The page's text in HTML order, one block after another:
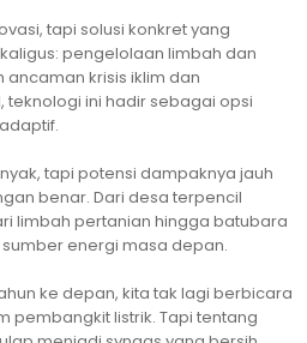
tapi solusi konkret yang
pengelolaan limbah dan
ancaman krisis iklim dan
ini hadir sebagai opsi
tapi potensi dampaknya jauh
benar. Dari desa terpencil
limbah pertanian hingga batubara
energi masa depan.
ke depan, kita tak lagi berbicara
pembangkit listrik. Tapi tentang